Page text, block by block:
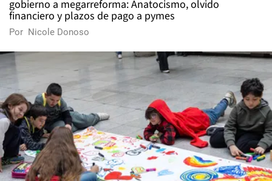
gobierno a megarreforma: Anatocismo, olvido
financiero y plazos de pago a pymes
Por Nicole Donoso